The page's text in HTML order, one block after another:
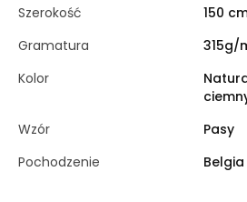
Szerokość
150
Gramatura
315g/
Kolor
Wzór
Pasy
Pochodzenie
Belgia